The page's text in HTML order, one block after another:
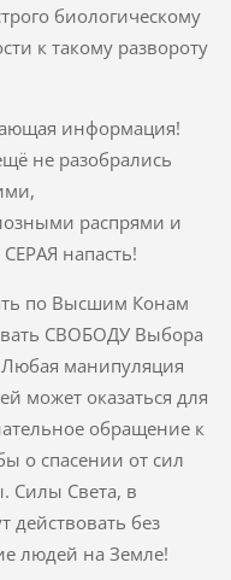
биологическому
к такому развороту
информация!
не разобрались
распрями и
напасть!
по Высшим Конам
СВОБОДУ Выбора
Любая манипуляция
может оказаться для
обращение к
о спасении от сил
Силы Света, в
действовать без
людей на Земле!